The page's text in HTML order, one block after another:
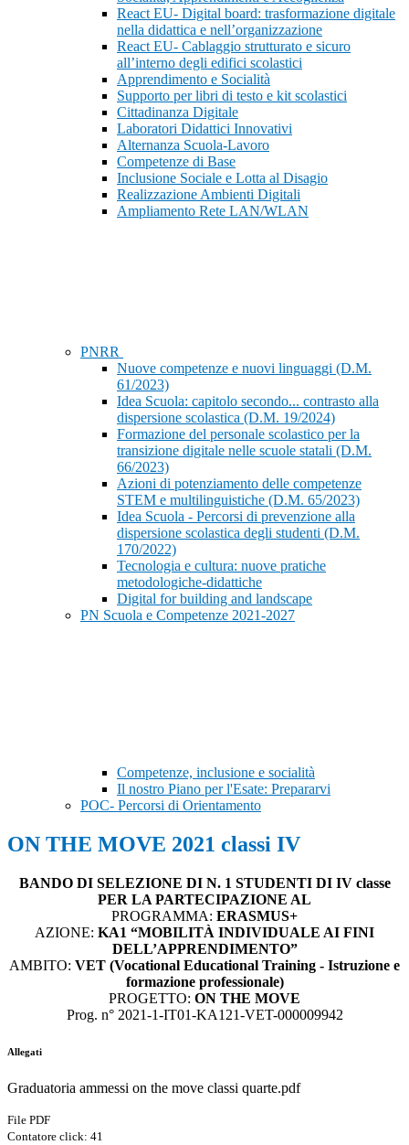
React EU- Digital board: trasformazione digitale
nella didattica e nell’organizzazione
React EU- Cablaggio strutturato e sicuro
all’interno degli edifici scolastici
Apprendimento e Socialità
Supporto per libri di testo e kit scolastici
Cittadinanza Digitale
Laboratori Didattici Innovativi
Alternanza Scuola-Lavoro
Competenze di Base
Inclusione Sociale e Lotta al Disagio
Realizzazione Ambienti Digitali
Ampliamento Rete LAN/WLAN
PNRR
Nuove competenze e nuovi linguaggi (D.M.
61/2023)
Idea Scuola: capitolo secondo... contrasto alla
dispersione scolastica (D.M. 19/2024)
Formazione del personale scolastico per la
transizione digitale nelle scuole statali (D.M.
66/2023)
Azioni di potenziamento delle competenze
STEM e multilinguistiche (D.M. 65/2023)
Idea Scuola - Percorsi di prevenzione alla
dispersione scolastica degli studenti (D.M.
170/2022)
Tecnologia e cultura: nuove pratiche
metodologiche-didattiche
Digital for building and landscape
PN Scuola e Competenze 2021-2027
Competenze, inclusione e socialità
Il nostro Piano per l'Esate: Prepararvi
POC- Percorsi di Orientamento
ON THE MOVE 2021 classi IV
BANDO DI SELEZIONE DI N. 1 STUDENTI DI IV classe
PER LA PARTECIPAZIONE AL
PROGRAMMA: ERASMUS+
AZIONE: KA1 “MOBILITÀ INDIVIDUALE AI FINI
DELL’APPRENDIMENTO”
AMBITO: VET (Vocational Educational Training - Istruzione e
formazione professionale)
PROGETTO: ON THE MOVE
Prog. n° 2021-1-IT01-KA121-VET-000009942
Allegati
Graduatoria ammessi on the move classi quarte.pdf
File PDF
Contatore click: 41